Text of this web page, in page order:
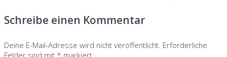
Schreibe einen Kommentar
Deine E-Mail-Adresse wird nicht veröffentlicht. Erforderliche